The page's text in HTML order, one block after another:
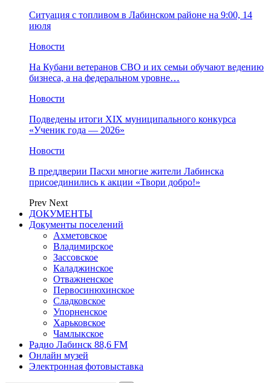
Ситуация с топливом в Лабинском районе на 9:00, 14
июля
Новости
На Кубани ветеранов СВО и их семьи обучают ведению
бизнеса, а на федеральном уровне…
Новости
Подведены итоги XIX муниципального конкурса
«Ученик года — 2026»
Новости
В преддверии Пасхи многие жители Лабинска
присоединились к акции «Твори добро!»
Prev Next
ДОКУМЕНТЫ
Документы поселений
Ахметовское
Владимирское
Зассовское
Каладжинское
Отважненское
Первосинюхинское
Сладковское
Упорненское
Харьковское
Чамлыкское
Радио Лабинск 88,6 FM
Онлайн музей
Электронная фотовыставка